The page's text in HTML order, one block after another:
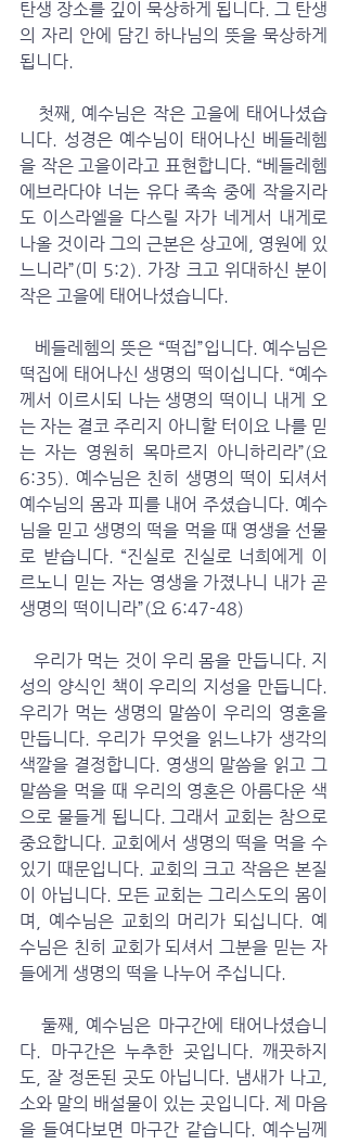
탄생 장소를 깊이 묵상하게 됩니다. 그 탄생
의 자리 안에 담긴 하나님의 뜻을 묵상하게
됩니다.
니다. 성경은 예수님이 태어나신 베들레헴
을 작은 고을이라고 표현합니다. “베들레헴
에브라다야 너는 유다 족속 중에 작을지라
도 이스라엘을 다스릴 자가 네게서 내게로
나올 것이라 그의 근본은 상고에, 영원에 있
느니라”(미 5:2). 가장 크고 위대하신 분이
작은 고을에 태어나셨습니다.
떡집에 태어나신 생명의 떡이십니다. “예수
께서 이르시되 나는 생명의 떡이니 내게 오
는 자는 결코 주리지 아니할 터이요 나를 믿
는 자는 영원히 목마르지 아니하리라”(요
6:35). 예수님은 친히 생명의 떡이 되셔서
예수님의 몸과 피를 내어 주셨습니다. 예수
님을 믿고 생명의 떡을 먹을 때 영생을 선물
로 받습니다. “진실로 진실로 너희에게 이
르노니 믿는 자는 영생을 가졌나니 내가 곧
생명의 떡이니라”(요 6:47-48)
성의 양식인 책이 우리의 지성을 만듭니다.
우리가 먹는 생명의 말씀이 우리의 영혼을
만듭니다. 우리가 무엇을 읽느냐가 생각의
색깔을 결정합니다. 영생의 말씀을 읽고 그
말씀을 먹을 때 우리의 영혼은 아름다운 색
으로 물들게 됩니다. 그래서 교회는 참으로
중요합니다. 교회에서 생명의 떡을 먹을 수
있기 때문입니다. 교회의 크고 작음은 본질
이 아닙니다. 모든 교회는 그리스도의 몸이
며, 예수님은 교회의 머리가 되십니다. 예
수님은 친히 교회가 되셔서 그분을 믿는 자
들에게 생명의 떡을 나누어 주십니다.
다. 마구간은 누추한 곳입니다. 깨끗하지
도, 잘 정돈된 곳도 아닙니다. 냄새가 나고,
소와 말의 배설물이 있는 곳입니다. 제 마음
을 들여다보면 마구간 같습니다. 예수님께